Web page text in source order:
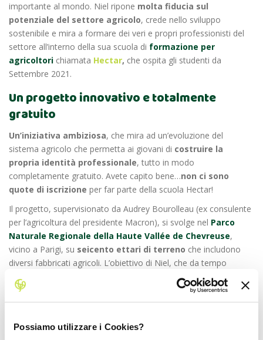
Possiamo utilizzare i Cookies?
importante al mondo. Niel ripone molta fiducia sul
potenziale del settore agricolo, crede nello sviluppo
sostenibile e mira a formare dei veri e propri professionisti del
settore all’interno della sua scuola di formazione per
agricoltori chiamata Hectar, che ospita gli studenti da
Settembre 2021.
Un progetto innovativo e totalmente
gratuito
Un’iniziativa ambiziosa, che mira ad un’evoluzione del
sistema agricolo che permetta ai giovani di costruire la
propria identità professionale, tutto in modo
completamente gratuito. Avete capito bene…non ci sono
quote di iscrizione per far parte della scuola Hectar!
Il progetto, supervisionato da Audrey Bourolleau (ex consulente
per l’agricoltura del presidente Macron), si svolge nel Parco
Naturale Regionale della Haute Vallée de Chevreuse,
vicino a Parigi, su seicento ettari di terreno che includono
diversi fabbricati agricoli. L’obiettivo di Niel, che da tempo
investe su progetti di sviluppo di prodotti plant-based, è
sicuramente quello di
puntare a principi di sostenibilità
legati all’agricoltura biologicaattraverso un ricco calendario